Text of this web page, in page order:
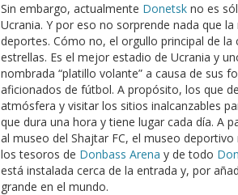
Sin embargo, actualmente Donetsk no es
Ucrania. Y por eso no sorprende nada que
deportes. Cómo no, el orgullo principal de la
estrellas. Es el mejor estadio de Ucrania y
nombrada “platillo volante” a causa de sus
aficionados de fútbol. A propósito, los que
atmósfera y visitar los sitios inalcanzables
que dura una hora y tiene lugar cada día. A
al museo del Shajtar FC, el museo
los tesoros de Donbass Arena y de todo
está instalada cerca de la entrada y, por
grande en el mundo.